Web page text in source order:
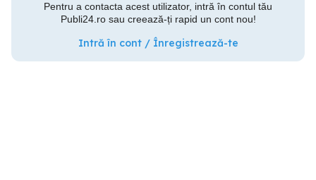
Pentru a contacta acest utilizator, intră în contul tău
Publi24.ro sau creează-ți rapid un cont nou!
Intră în cont / Înregistrează-te